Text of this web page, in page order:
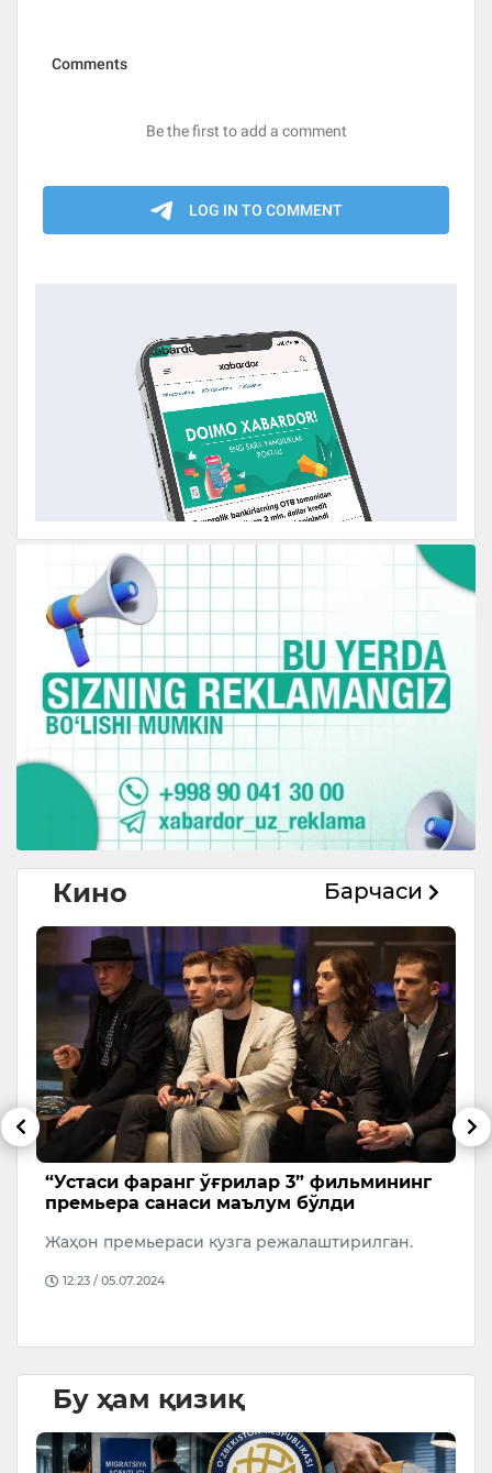
Кино Барчаси
“Устаси фаранг ўғрилар 3” фильмининг
премьера санаси маълум бўлди
Жаҳон премьераси кузга режалаштирилган.
12:23 / 05.07.2024
Бу ҳам қизиқ